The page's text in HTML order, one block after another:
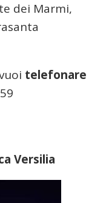
dei Marmi,
telefonare
Versilia